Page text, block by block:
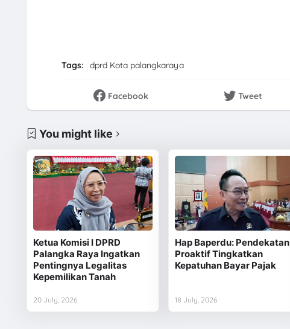
Tags: dprd Kota palangkaraya
Facebook Tweet
You might like
Ketua Komisi I DPRD
Palangka Raya Ingatkan
Pentingnya Legalitas
Kepemilikan Tanah
20 July, 2026
Hap Baperdu: Pendekatan
Proaktif Tingkatkan
Kepatuhan Bayar Pajak
18 July, 2026